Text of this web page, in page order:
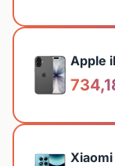
Apple
Xiaomi